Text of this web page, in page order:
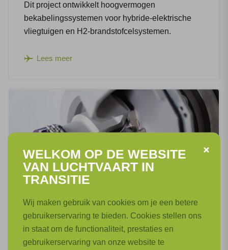
Dit project ontwikkelt hoogvermogen
bekabelingssystemen voor hybride-elektrische
vliegtuigen en H2-brandstofcelsystemen.
Lees meer
Thermische en Pneumatische Systemen
(TePS)
WELKOM OP DE WEBSITE
VAN LUCHTVAART IN
TRANSITIE
Wij maken gebruik van cookies om je een betere
gebruikerservaring te bieden. Cookies stellen ons
in staat om de functionaliteit, prestaties en
gebruikerservaring van onze website te